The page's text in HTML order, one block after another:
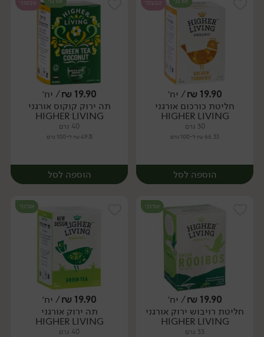
יח׳ יח׳
טבעוני
19.90
₪/ יח׳
חליטת כורכום אורגני
HIGHER LIVING
30 גרם
66.33 ₪ ל-100 גרם
הוספה לסל
יח׳
טבעוני
19.90
₪/ יח׳
תה ירוק קוקוס אורגני
HIGHER LIVING
40 גרם
49.75 ₪ ל-100 גרם
הוספה לסל
יח׳
אורגני
19.90
₪/ יח׳
חליטת רויבוש ירוק אורגני
HIGHER LIVING
33 גרם
אורגני
19.90
₪/ יח׳
תה ירוק אורגני
HIGHER LIVING
40 גרם